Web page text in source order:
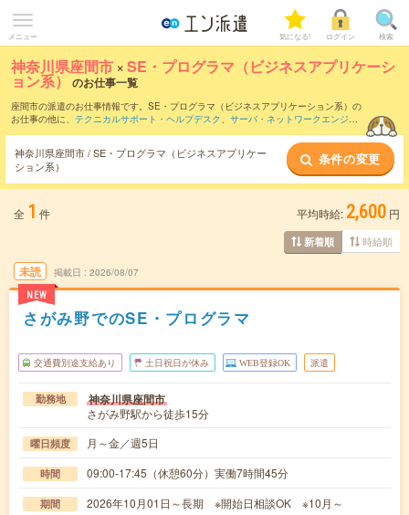
メニュー 気になる! ログイン 検索
神奈川県座間市 ×SE・プログラマ（ビジネスアプリケーシ
ョン系） のお仕事一覧
座間市の派遣のお仕事情報です。SE・プログラマ（ビジネスアプリケーション系）の
お仕事の他に、 テクニカルサポート・ヘルプデスク 、 サーバ・ネットワークエンジニ
SE・プログラマ
（ビジネスアプリケーション系）のお仕事とは？とは？
神奈川県座間市 / SE・プログラマ（ビジネスアプリケー
ション系）
条件の変更
全 1 件 平均時給: 2,600 円
新着順 時給順
未読
NEW
掲載日 2026/08/07
さがみ野でのSE・プログラマ
交通費別途支給あり 土日祝日が休み WEB登録OK 派遣
勤務地 神奈川県座間市
さがみ野駅から徒歩15分
曜日頻度 月～金／週5日
時間 09:00-17:45（休憩60分）実働7時間45分
期間 2026年10月01日～長期 ※開始日相談OK ※10月～